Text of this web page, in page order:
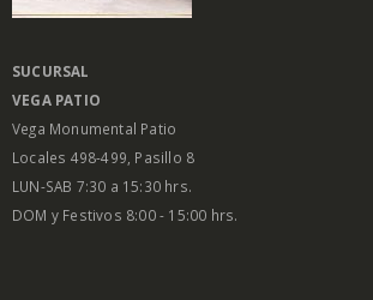
SUCURSAL
VEGA PATIO
Vega Monumental Patio
Locales 498-499, Pasillo 8
LUN-SAB 7:30 a 15:30 hrs.
DOM y Festivos 8:00 - 15:00 hrs.